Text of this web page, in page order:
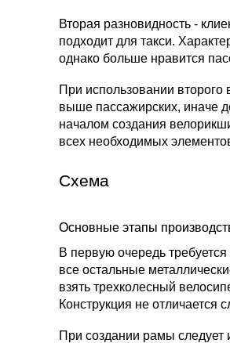
Вторая разновидность -
подходит для такси.
однако больше нравится
При использовании второго
выше пассажирских, иначе
началом создания
всех необходимых
Схема
Основные этапы
В первую очередь требуется
все остальные
взять трехколесный
Конструкция не отличается
При создании рамы следует